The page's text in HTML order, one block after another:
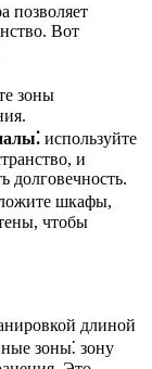
позволяет
Вот
зоны
используйте
и
долговечность.
шкафы,
чтобы
длиной
зоны⁚ зону